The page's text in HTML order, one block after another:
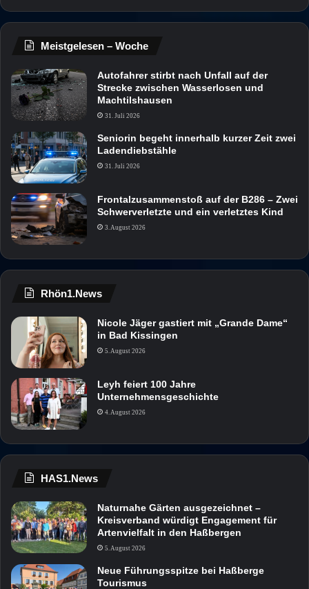
Meistgelesen – Woche
Autofahrer stirbt nach Unfall auf der
Strecke zwischen Wasserlosen und
Machtilshausen
31. Juli 2026
Seniorin begeht innerhalb kurzer Zeit zwei
Ladendiebstähle
31. Juli 2026
Frontalzusammenstoß auf der B286 – Zwei
Schwerverletzte und ein verletztes Kind
3. August 2026
Rhön1.News
Nicole Jäger gastiert mit „Grande Dame“
in Bad Kissingen
5. August 2026
Leyh feiert 100 Jahre
Unternehmensgeschichte
4. August 2026
HAS1.News
Naturnahe Gärten ausgezeichnet –
Kreisverband würdigt Engagement für
Artenvielfalt in den Haßbergen
5. August 2026
Neue Führungsspitze bei Haßberge
Tourismus